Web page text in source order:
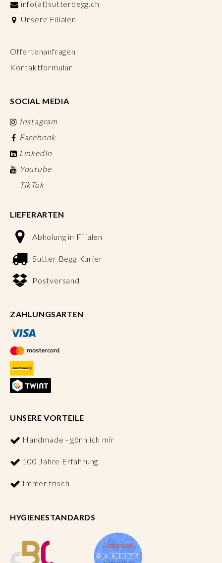
info(at)sutterbegg.ch
Unsere Filialen
Offertenanfragen
Kontaktformular
SOCIAL MEDIA
Instagram
Facebook
LinkedIn
Youtube
TikTok
LIEFERARTEN
Abholung in Filialen
Sutter Begg Kurier
Postversand
ZAHLUNGSARTEN
UNSERE VORTEILE
Handmade - gönn ich mir
100 Jahre Erfahrung
Immer frisch
HYGIENESTANDARDS